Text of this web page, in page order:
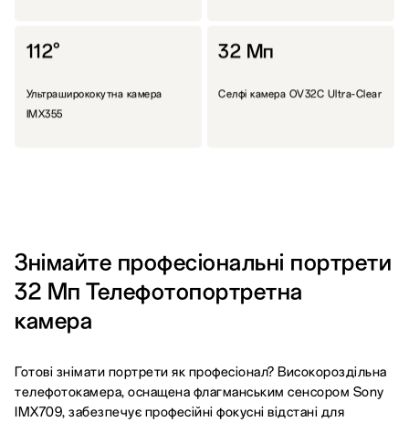
112°
Ультраширококутна камера
IMX355
32 Мп
Селфі камера OV32C Ultra-Clear
Знімайте професіональні портрети
32 Мп Телефотопортретна
камера
Готові знімати портрети як професіонал? Високороздільна
телефотокамера, оснащена флагманським сенсором Sony
IMX709, забезпечує професійні фокусні відстані для